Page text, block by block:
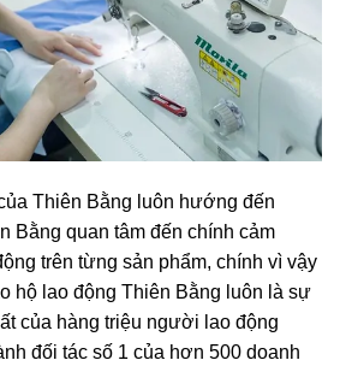
Thiên Bằng luôn hướng đến
Bằng quan tâm đến chính cảm
trên từng sản phẩm, chính vì vậy
hộ lao động Thiên Bằng luôn là sự
của hàng triệu người lao động
đối tác số 1 của hơn 500 doanh